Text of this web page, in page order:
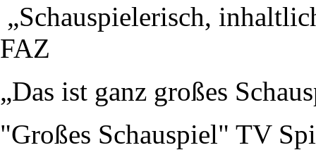
„Schauspielerisch,
FAZ
„Das ist ganz großes
"Großes Schauspiel" TV